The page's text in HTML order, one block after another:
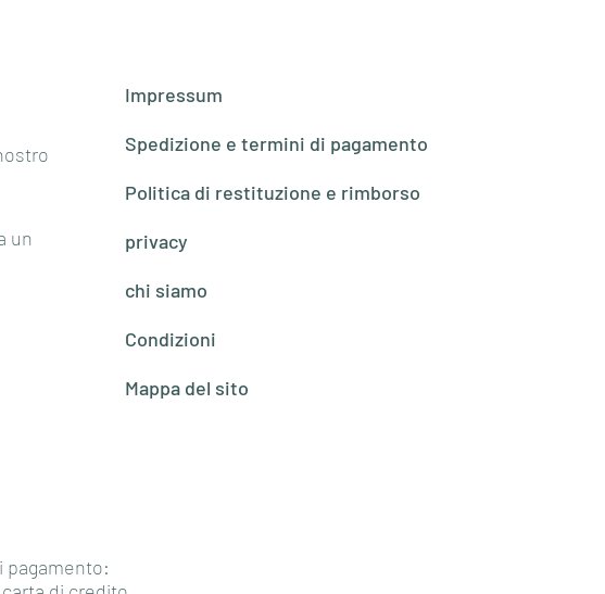
un
Impressum
Spedizione e termini di pagamento
Politica di restituzione e rimborso
privacy
chi siamo
Condizioni
Mappa del sito
pagamento: